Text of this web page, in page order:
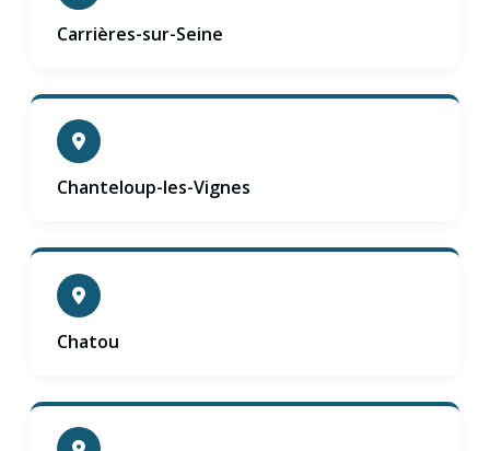
Carrières-sur-Seine
Chanteloup-les-Vignes
Chatou